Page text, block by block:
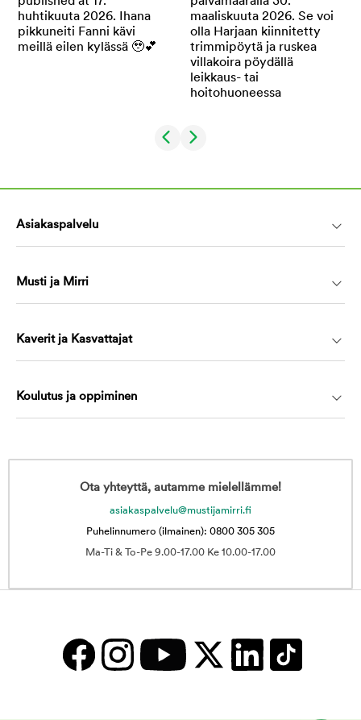
Asiakaspalvelu
Musti ja Mirri
Kaverit ja Kasvattajat
Koulutus ja oppiminen
Ota yhteyttä, autamme mielellämme!
asiakaspalvelu@mustijamirri.fi
Puhelinnumero (ilmainen): 0800 305 305
Ma-Ti & To-Pe 9.00-17.00 Ke 10.00-17.00